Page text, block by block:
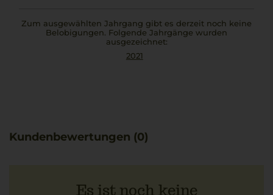
Zum ausgewählten Jahrgang gibt es derzeit noch keine
Belobigungen. Folgende Jahrgänge wurden
ausgezeichnet:
2021
Kundenbewertungen (0)
Es ist noch keine